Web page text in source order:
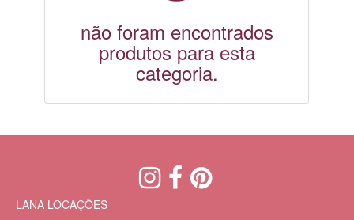
não foram encontrados
produtos para esta
categoria.
LANA LOCAÇÕES